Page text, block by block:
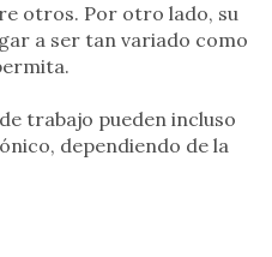
otros. Por otro lado, su
a ser tan variado como
trabajo pueden incluso
dependiendo de la